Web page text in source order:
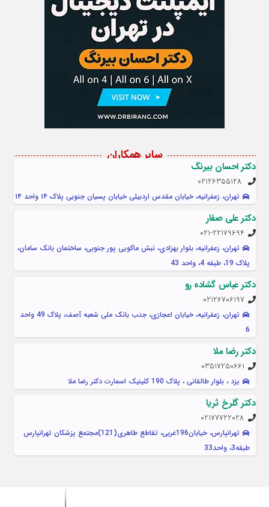
سایر همکاران
دکتر احسان بیرنگ
تهران، زعفرانیه، خیابان مقدس اردبیلی خیابان پسیان جنوبی پلاک ۱۴ واحد ۱۴
دکتر علی صفار
021-22179694
تهران، زعفرانیه، بلوار بهزادی، نبش ماکویی پور جنوبی، ساختمان بانک سامان،
پلاک 19، طبقه 4، واحد 43
دکتر عباس گشاده رو
02126706197
تهران، زعفرانیه، خیابان اعجازی، جنب بانک ملی شعبه آصف، پلاک 49 واحد
6
دکتر رضا ملا
03517250661
یزد ، بلوار طالقانی ، پلاک 190 کلینیک اسمارت دکتر رضا ملا
دکتر گلرخ ثریا
02177722028
تهرانپارس، خیابان196غربی، تقاطع طاهری(121)مجتمع پزشکان تهرانپارس
طبقه3، واحد33